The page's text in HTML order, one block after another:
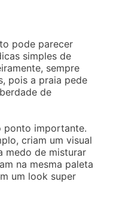
pode parecer
simples de
sempre
pois a praia pede
de
ponto importante.
criam um visual
medo de misturar
na mesma paleta
um look super